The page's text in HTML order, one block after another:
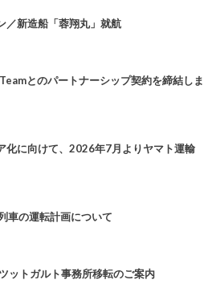
／新造船「蓉翔丸」就航
とのパートナーシップ契約を締結しま
化に向けて、2026年7月よりヤマト運輸
車の運転計画について
ットガルト事務所移転のご案内